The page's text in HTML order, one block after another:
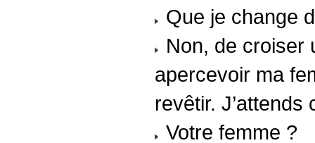
Que je change
Non, de croiser
apercevoir ma
revêtir.
Votre femme ?